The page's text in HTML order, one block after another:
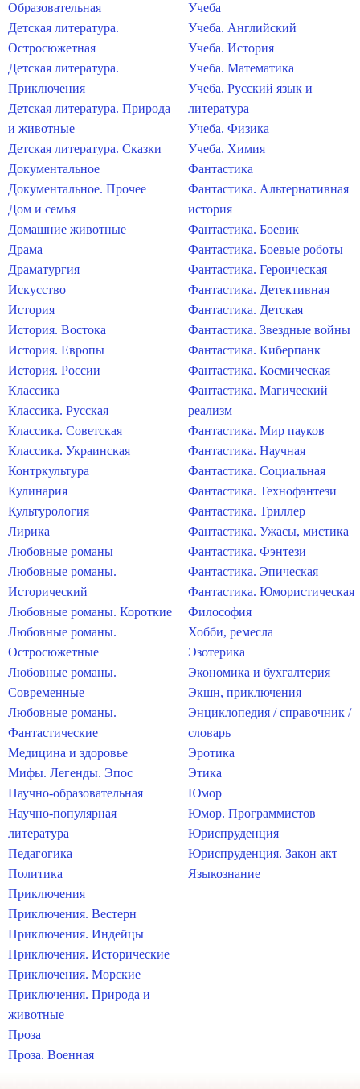
Образовательная
Детская литература.
Остросюжетная
Детская литература.
Приключения
Детская литература. Природа
и животные
Детская литература. Сказки
Документальное
Документальное. Прочее
Дом и семья
Домашние животные
Драма
Драматургия
Искусство
История
История. Востока
История. Европы
История. России
Классика
Классика. Русская
Классика. Советская
Классика. Украинская
Контркультура
Кулинария
Культурология
Лирика
Любовные романы
Любовные романы.
Исторический
Любовные романы. Короткие
Любовные романы.
Остросюжетные
Любовные романы.
Современные
Любовные романы.
Фантастические
Медицина и здоровье
Мифы. Легенды. Эпос
Научно-образовательная
Научно-популярная
литература
Педагогика
Политика
Приключения
Приключения. Вестерн
Приключения. Индейцы
Приключения. Исторические
Приключения. Морские
Приключения. Природа и
животные
Проза
Проза. Военная
Учеба
Учеба. Английский
Учеба. История
Учеба. Математика
Учеба. Русский язык и
литература
Учеба. Физика
Учеба. Химия
Фантастика
Фантастика. Альтернативная
история
Фантастика. Боевик
Фантастика. Боевые роботы
Фантастика. Героическая
Фантастика. Детективная
Фантастика. Детская
Фантастика. Звездные войны
Фантастика. Киберпанк
Фантастика. Космическая
Фантастика. Магический
реализм
Фантастика. Мир пауков
Фантастика. Научная
Фантастика. Социальная
Фантастика. Технофэнтези
Фантастика. Триллер
Фантастика. Ужасы, мистика
Фантастика. Фэнтези
Фантастика. Эпическая
Фантастика. Юмористическая
Философия
Хобби, ремесла
Эзотерика
Экономика и бухгалтерия
Экшн, приключения
Энциклопедия / справочник /
словарь
Эротика
Этика
Юмор
Юмор. Программистов
Юриспруденция
Юриспруденция. Закон акт
Языкознание